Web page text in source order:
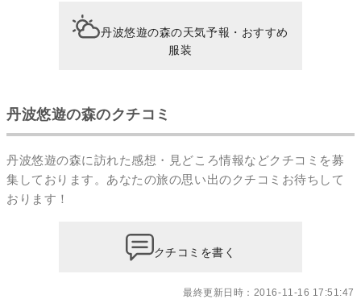
丹波悠遊の森の天気予報・おすすめ
服装
丹波悠遊の森のクチコミ
丹波悠遊の森に訪れた感想・見どころ情報などクチコミを募
集しております。あなたの旅の思い出のクチコミ お待ちして
おります！
クチコミを書く
最終更新日時：2016-11-16 17:51:47